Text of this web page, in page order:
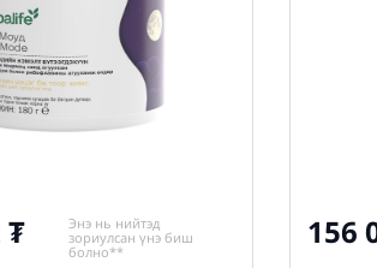
Энэ нь нийтэд
зориулсан үнэ биш
болно**
156